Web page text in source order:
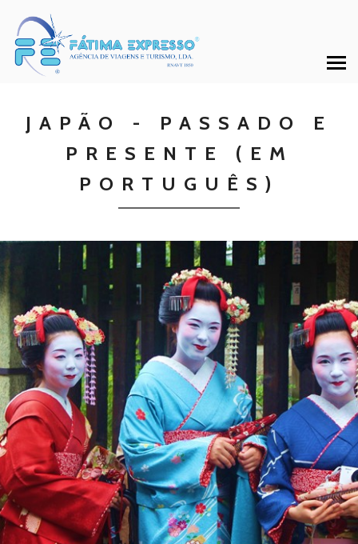
JAPÃO - PASSADO E
PRESENTE (EM
PORTUGUÊS)